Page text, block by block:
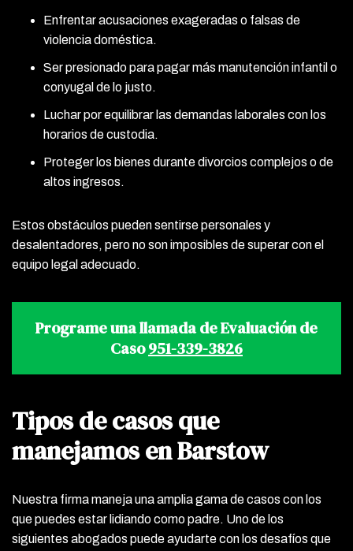
Enfrentar acusaciones exageradas o falsas de
violencia doméstica.
Ser presionado para pagar más manutención infantil o
conyugal de lo justo.
Luchar por equilibrar las demandas laborales con los
horarios de custodia.
Proteger los bienes durante divorcios complejos o de
altos ingresos.
Estos obstáculos pueden sentirse personales y
desalentadores, pero no son imposibles de superar con el
equipo legal adecuado.
Programe una llamada de Evaluación de
Caso951-339-3826
Tipos de casos que
manejamos en Barstow
Nuestra firma maneja una amplia gama de casos con los
que puedes estar lidiando como padre. Uno de los
siguientes abogados puede ayudarte con los desafíos que